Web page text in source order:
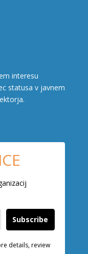
interesu
statusa v javnem
Subscribe
details, review